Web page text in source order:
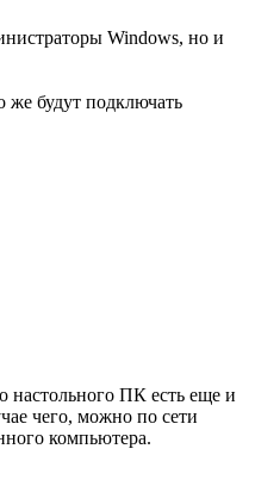
Windows, но и
же будут подключать
настольного ПК есть еще и
чего, можно по сети
компьютера.